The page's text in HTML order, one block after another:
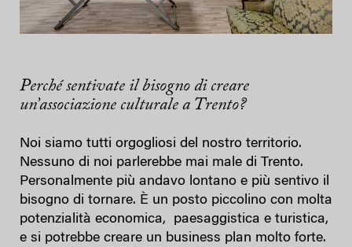
Perché sentivate il bisogno di creare
un’associazione culturale a Trento?
Noi siamo tutti orgogliosi del nostro territorio.
Nessuno di noi parlerebbe mai male di Trento.
Personalmente più andavo lontano e più sentivo il
bisogno di tornare. È un posto piccolino con molta
potenzialità economica, paesaggistica e turistica,
e si potrebbe creare un business plan molto forte.